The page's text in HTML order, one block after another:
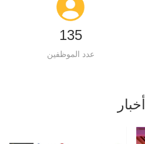
135
عدد الموظفين
أخبار